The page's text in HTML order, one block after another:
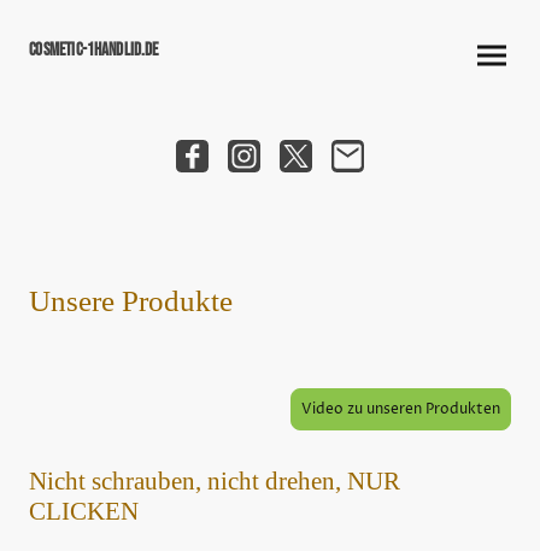
cosmetic-1handLid.de
Unsere Produkte
Video zu unseren Produkten
Nicht schrauben, nicht drehen, NUR
CLICKEN